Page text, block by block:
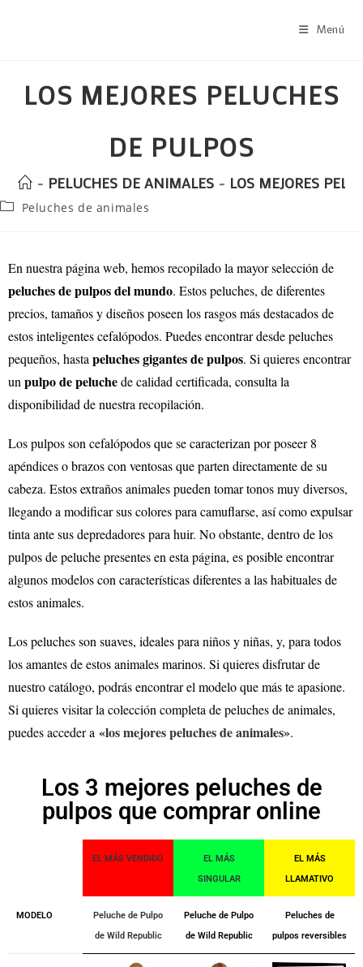
Menú
LOS MEJORES PELUCHES
DE PULPOS
- PELUCHES DE ANIMALES - LOS MEJORES
Peluches de animales
En nuestra página web, hemos recopilado la mayor selección de
peluches de pulpos del mundo. Estos peluches, de diferentes
precios, tamaños y diseños poseen los rasgos más destacados de
estos inteligentes cefalópodos. Puedes encontrar desde peluches
pequeños, hasta peluches gigantes de pulpos. Si quieres encontrar
un pulpo de peluchede calidad certificada, consulta la
disponibilidad de nuestra recopilación.
Los pulpos son cefalópodos que se caracterizan por poseer 8
apéndices o brazos con ventosas que parten directamente de su
cabeza. Estos extraños animales pueden tomar tonos muy diversos,
llegando a modificar sus colores para camuflarse, así como expulsar
tinta ante sus depredadores para huir. No obstante, dentro de los
pulpos de peluche presentes en esta página, es posible encontrar
algunos modelos con características diferentes a las habituales de
estos animales.
Los peluches son suaves, ideales para niños y niñas, y, para todos
los amantes de estos animales marinos. Si quieres disfrutar de
nuestro catálogo, podrás encontrar el modelo que más te apasione.
Si quieres visitar la colección completa de peluches de animales,
puedes acceder a «los mejores peluches de animales».
Los 3 mejores peluches de
pulpos que comprar online
EL MÁS VENDIDO
EL MÁS
SINGULAR
EL MÁS
LLAMATIVO
MODELO
Peluche de Pulpo
de Wild Republic
Peluche de Pulpo
de Wild Republic
Peluches de
pulpos reversibles